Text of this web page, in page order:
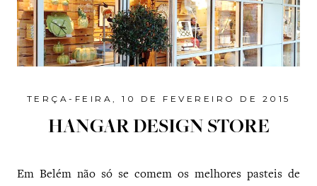
TERÇA-FEIRA, 10 DE FEVEREIRO DE 2015
HANGAR DESIGN STORE
Em Belém não só se comem os melhores pasteis de